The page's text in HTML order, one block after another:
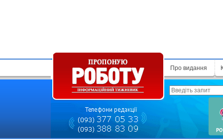
Про видання